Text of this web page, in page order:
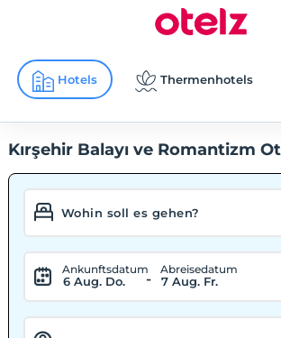
Hotels Thermenhotels
Kırşehir Balayı ve Romantizm
Ankunftsdatum
6 Aug. Do. -
Abreisedatum
7 Aug. Fr.